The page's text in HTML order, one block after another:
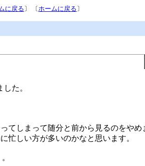
に戻る 〕 〔ホームに戻る 〕
た。
てしまって随分と前から見るのをやめ
忙しい方が多いのかなと思います。